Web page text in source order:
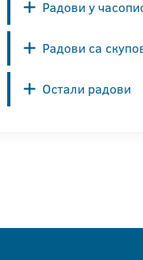
Радови у
Радови са
Остали радови